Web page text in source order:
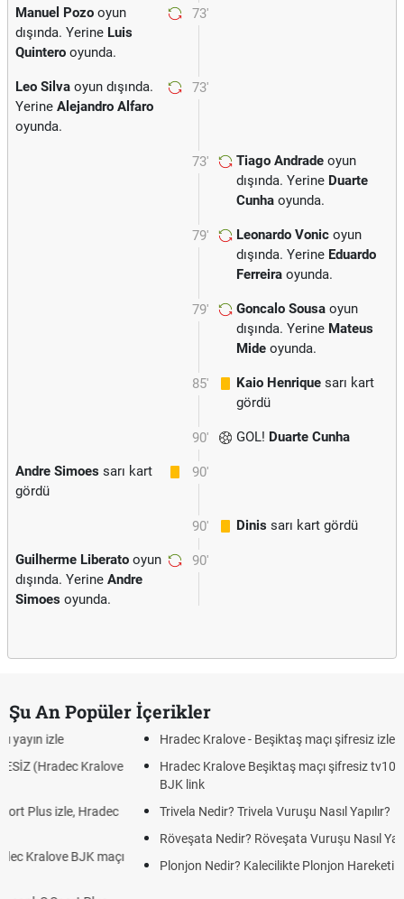
73'
Manuel Pozo oyun
dışında. Yerine Luis
Quintero oyunda.
73'
Leo Silva oyun dışında.
Yerine Alejandro Alfaro
oyunda.
73' Tiago Andrade oyun
dışında. Yerine Duarte
Cunha oyunda.
79' Leonardo Vonic oyun
dışında. Yerine Eduardo
Ferreira oyunda.
79' Goncalo Sousa oyun
dışında. Yerine Mateus
Mide oyunda.
85' Kaio Henrique sarı kart
gördü
90' GOL! Duarte Cunha
90'
Andre Simoes sarı kart
gördü
90' Dinis sarı kart gördü
90'
Guilherme Liberato oyun
dışında. Yerine Andre
Simoes oyunda.
Şu An Popüler İçerikler
Hradec Kralove - Beşiktaş maçı şifresiz izle canlı tv100 linki
Hradec Kralove Beşiktaş maçı şifresiz tv100 izle, Hradec Kralove
Trivela Nedir? Trivela Vuruşu Nasıl Yapılır?
Röveşata Nedir? Röveşata Vuruşu Nasıl Yapılır?
Plonjon Nedir? Kalecilikte Plonjon Hareketi Nasıl Yapılır?